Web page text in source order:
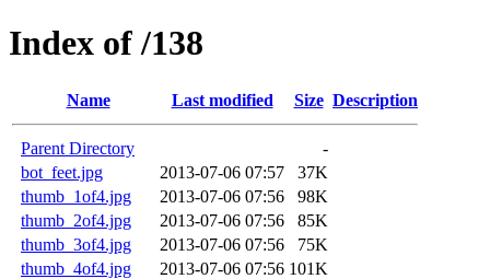
Index of /138
Name Last modified Size Description
Parent Directory
-
bot_feet.jpg
2013-07-06 07:57
37K
thumb_1of4.jpg
2013-07-06 07:56
98K
thumb_2of4.jpg
2013-07-06 07:56
85K
thumb_3of4.jpg
2013-07-06 07:56
75K
thumb_4of4.jpg
2013-07-06 07:56 101K